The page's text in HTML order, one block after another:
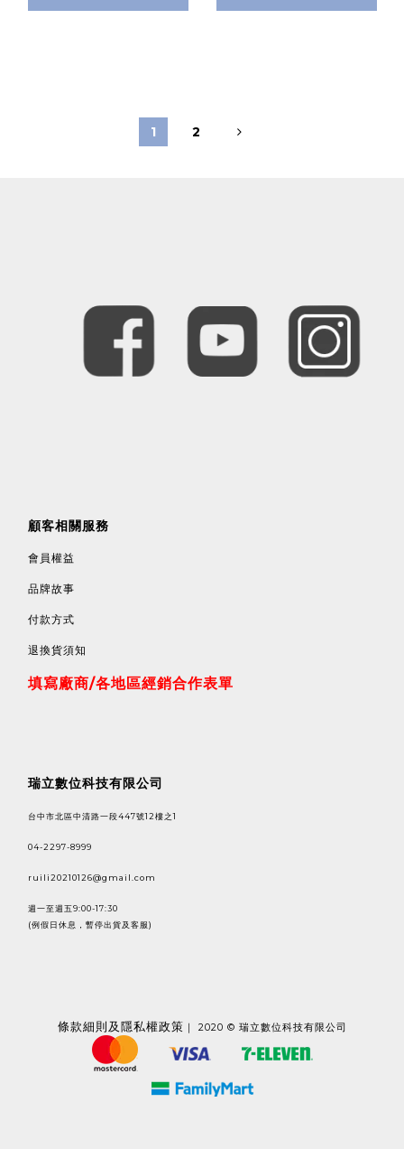
1 2
顧客相關服務
會員權益
品牌故事
付款方式
退換貨須知
填寫廠商/各地區經銷合作表單
瑞立數位科技有限公司
台中市北區中清路一段447號12樓之1
04-2297-8999
ruili20210126@gmail.com
週一至週五9:00-17:30
(例假日休息，暫停出貨及客服)
條款細則及隱私權政策 ｜ 2020 © 瑞立數位科技有限公司